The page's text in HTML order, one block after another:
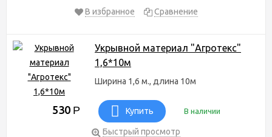
В избранное
Сравнение
Укрывной материал "Агротекс"
1,6*10м
Ширина 1,6 м., длина 10м
530 Р Купить В наличии
Быстрый просмотр